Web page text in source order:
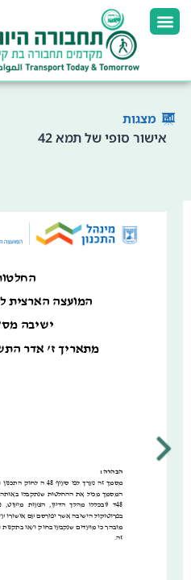
מצגות
אישור סופי של תמא 42